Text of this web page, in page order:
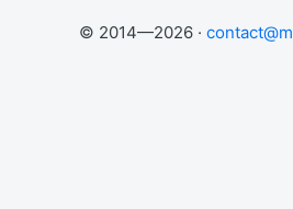
© 2014—2026 ·